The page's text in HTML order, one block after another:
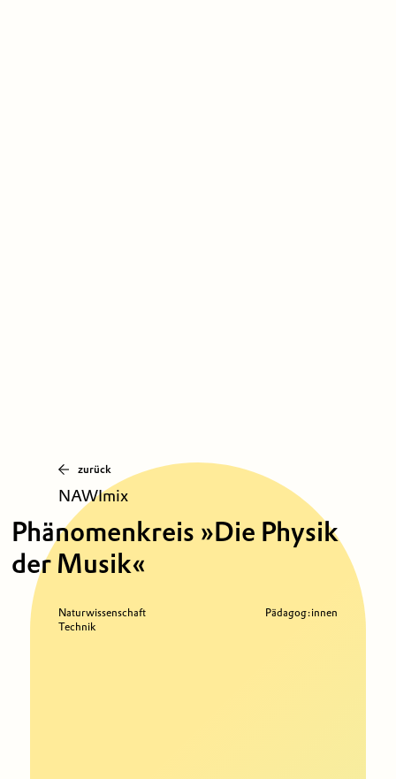
zurück
NAWImix
Phänomenkreis »Die Physik
der Musik«
Naturwissenschaft
Technik
Pädagog:innen